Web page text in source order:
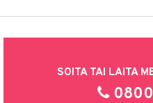
SOITA TAI LAITA
0800